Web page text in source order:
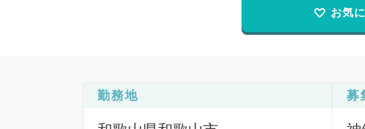
お気
勤務地 募